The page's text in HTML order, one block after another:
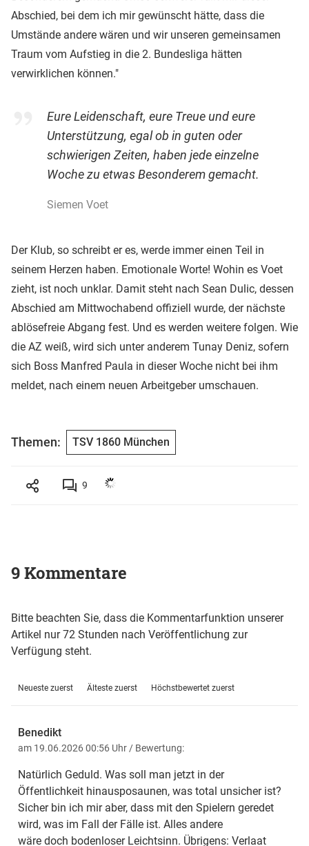
Abschied, bei dem ich mir gewünscht hätte, dass die
Umstände andere wären und wir unseren gemeinsamen
Traum vom Aufstieg in die 2. Bundesliga hätten
verwirklichen können."
Eure Leidenschaft, eure Treue und eure
Unterstützung, egal ob in guten oder
schwierigen Zeiten, haben jede einzelne
Woche zu etwas Besonderem gemacht.
Siemen Voet
Der Klub, so schreibt er es, werde immer einen Teil in
seinem Herzen haben. Emotionale Worte! Wohin es Voet
zieht, ist noch unklar. Damit steht nach Sean Dulic, dessen
Abschied am Mittwochabend offiziell wurde, der nächste
ablösefreie Abgang fest. Und es werden weitere folgen. Wie
die AZ weiß, wird sich unter anderem Tunay Deniz, sofern
sich Boss Manfred Paula in dieser Woche nicht bei ihm
meldet, nach einem neuen Arbeitgeber umschauen.
Themen: TSV 1860 München
9
9 Kommentare
Bitte beachten Sie, dass die Kommentarfunktion unserer
Artikel nur 72 Stunden nach Veröffentlichung zur
Verfügung steht.
Neueste zuerst Älteste zuerst Höchstbewertet zuerst
Benedikt
am 19.06.2026 00:56 Uhr / Bewertung:
Natürlich Geduld. Was soll man jetzt in der
Öffentlichkeit hinausposaunen, was total unsicher ist?
Sicher bin ich mir aber, dass mit den Spielern geredet
wird, was im Fall der Fälle ist. Alles andere
wäre doch bodenloser Leichtsinn. Übrigens: Verlaat